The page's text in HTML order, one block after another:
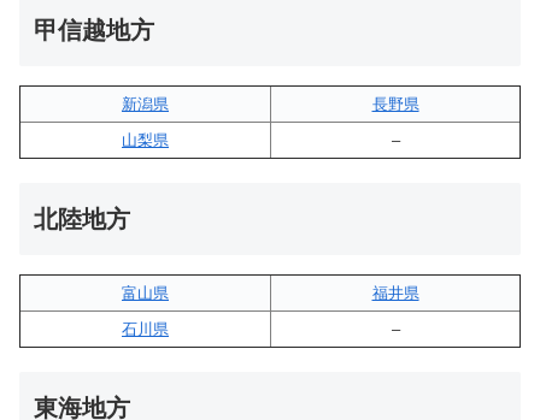
甲信越地方
新潟県
長野県
山梨県
–
北陸地方
富山県
福井県
石川県
–
東海地方